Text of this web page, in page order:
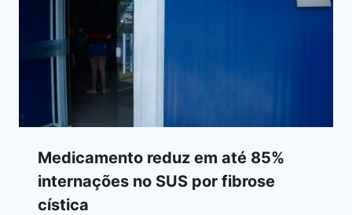
Medicamento reduz em até 85%
internações no SUS por fibrose
cística